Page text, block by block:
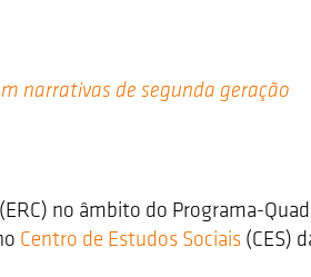
narrativas de segunda geração
(ERC) no âmbito do Programa-
Centro de Estudos Sociais (CES)